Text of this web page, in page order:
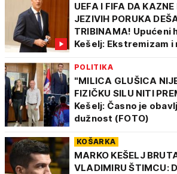
UEFA I FIFA DA
JEZIVIH PORUKA
TRIBINAMA! Upućeni
Kešelj: Ekstremizam i
POLITIKA
"MILICA GLUŠICA
FIZIČKU SILU NITI
Kešelj: Časno je
dužnost (FOTO)
KOŠARKA
MARKO KEŠELJ
VLADIMIRU ŠTIMCU: